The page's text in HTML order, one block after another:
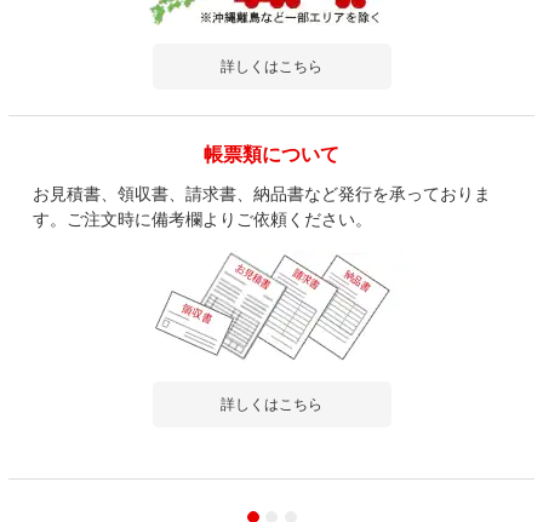
詳しくはこちら
帳票類について
お見積書、領収書、請求書、納品書など発行を承っておりま
す。ご注文時に備考欄よりご依頼ください。
詳しくはこちら